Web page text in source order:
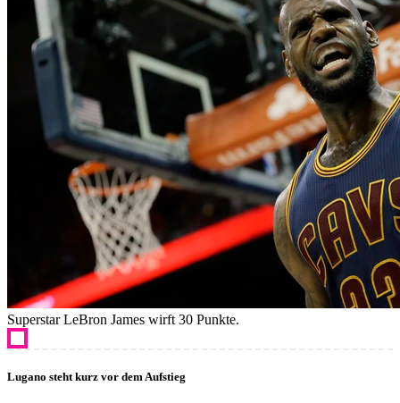
Superstar LeBron James wirft 30 Punkte.
Lugano steht kurz vor dem Aufstieg